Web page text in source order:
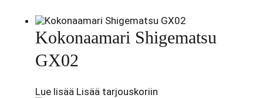
Kokonaamari Shigematsu
GX02
Lue lisää Lisää tarjouskoriin